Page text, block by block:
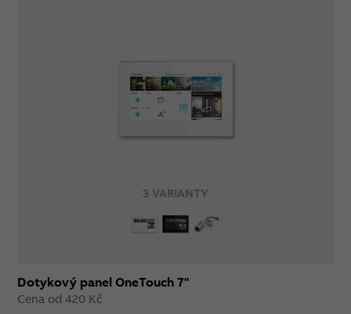
3 VARIANTY
Dotykový panel OneTouch 7"
Cena od 420 Kč